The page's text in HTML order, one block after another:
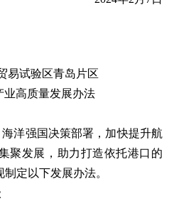
易试验区青岛片区
业高质量发展办法
洋强国决策部署，加快提升航
聚发展，助力打造依托港口的
定以下发展办法。